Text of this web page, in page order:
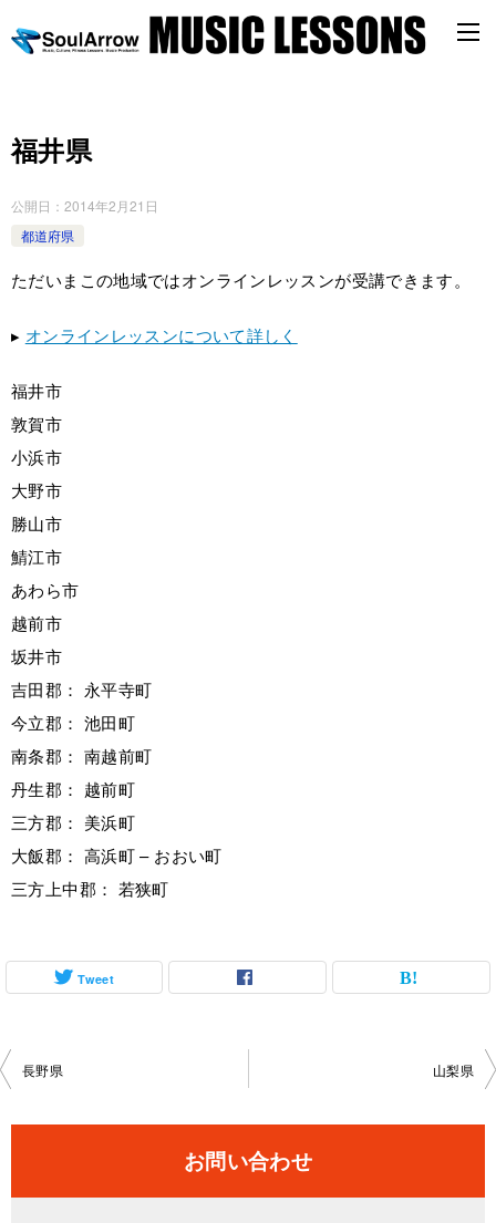
福井県
公開日： 2014年2月21日
都道府県
ただいまこの地域ではオンラインレッスンが受講できます。
▸ オンラインレッスンについて詳しく
福井市
敦賀市
小浜市
大野市
勝山市
鯖江市
あわら市
越前市
坂井市
吉田郡： 永平寺町
今立郡： 池田町
南条郡： 南越前町
丹生郡： 越前町
三方郡： 美浜町
大飯郡： 高浜町 – おおい町
三方上中郡： 若狭町
Tweet
投
ビ
長野県 山梨県
お問い合わせ